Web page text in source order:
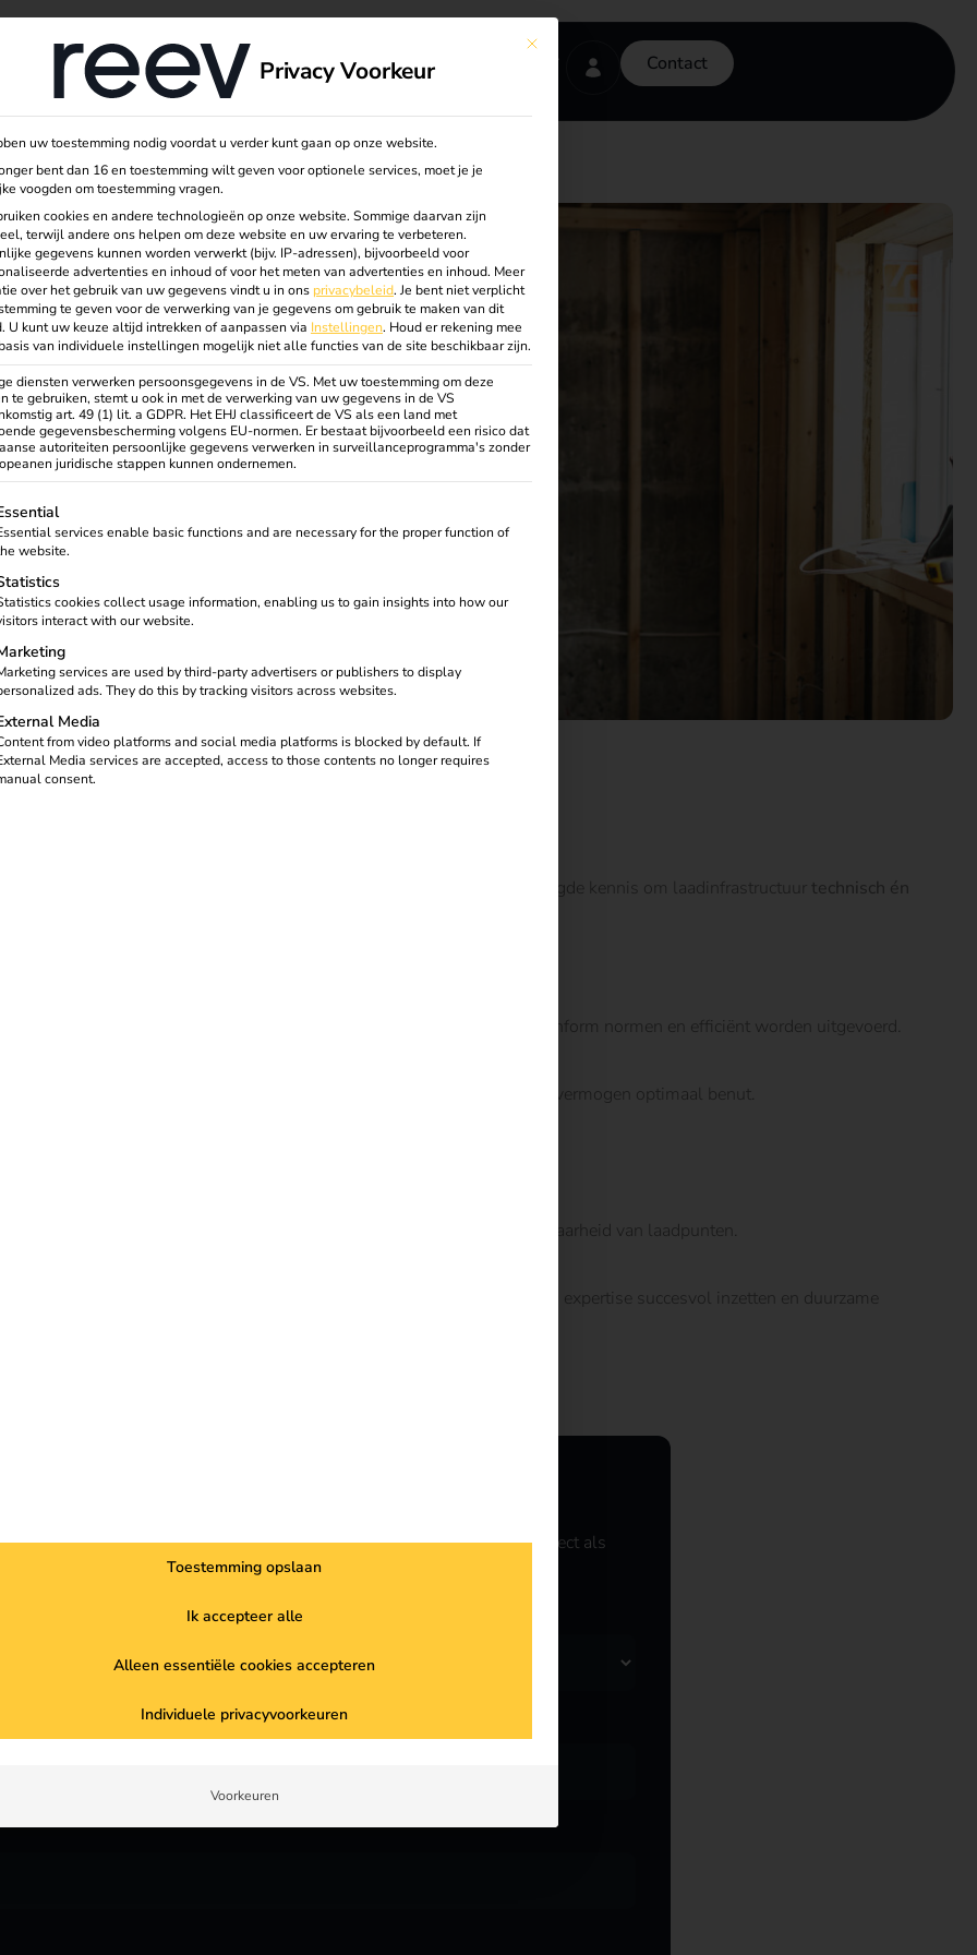
Over ons Contact
Voor bedrijven,
het essentieel om
en systemen met elkaar te
aanbevelingen en praktische
wil installeren, maar ook
vakbedrijven
de energietransitie – en de eisen nemen toe. Deze gids biedt de benodigde kennis om laadinfrastructuur technisch én
kansen te benutten.
installatie en ingebruikname – de gids laat zien hoe projecten veilig, conform normen en efficiënt worden uitgevoerd.
intelligent verdeelt, onbalans voorkomt en het beschikbare aansluitvermogen optimaal benut.
software
te verlagen en extra waarde te creëren voor uw klantprojecten.
opgelost – dit vermindert service-interventies en verhoogt de beschikbaarheid van laadpunten.
of bedrijfswagenparken – de gids laat zien hoe vakbedrijven hun expertise succesvol inzetten en duurzame
in en download de reev-gids voor de elektrotechnische branche direct als
ook per e-mail.
This button closes the dialog. Its functionality is identical to the Alleen
Privacy Voorkeur
uw toestemming nodig voordat u verder kunt gaan op onze website.
bent dan 16 en toestemming wilt geven voor optionele services, moet je je
voogden om toestemming vragen.
cookies en andere technologieën op onze website. Sommige daarvan zijn
terwijl andere ons helpen om deze website en uw ervaring te verbeteren.
gegevens kunnen worden verwerkt (bijv. IP-adressen), bijvoorbeeld voor
advertenties en inhoud of voor het meten van advertenties en inhoud. Meer
over het gebruik van uw gegevens vindt u in ons privacybeleid. Je bent niet verplicht
te geven voor de verwerking van je gegevens om gebruik te maken van dit
U kunt uw keuze altijd intrekken of aanpassen via Instellingen. Houd er rekening mee
van individuele instellingen mogelijk niet alle functies van de site beschikbaar zijn.
diensten verwerken persoonsgegevens in de VS. Met uw toestemming om deze
te gebruiken, stemt u ook in met de verwerking van uw gegevens in de VS
art. 49 (1) lit. a GDPR. Het EHJ classificeert de VS als een land met
gegevensbescherming volgens EU-normen. Er bestaat bijvoorbeeld een risico dat
autoriteiten persoonlijke gegevens verwerken in surveillanceprogramma's zonder
juridische stappen kunnen ondernemen.
volgt een lijst met servicegroepen waarvoor toestemming kan worden gegeven. De eerste servicegroep is essentieel
services enable basic functions and are necessary for the proper function of
website.
cookies collect usage information, enabling us to gain insights into how our
interact with our website.
services are used by third-party advertisers or publishers to display
ads. They do this by tracking visitors across websites.
Media
from video platforms and social media platforms is blocked by default. If
Media services are accepted, access to those contents no longer requires
consent.
Toestemming opslaan
Ik accepteer alle
Alleen essentiële cookies accepteren
Individuele privacyvoorkeuren
Voorkeuren